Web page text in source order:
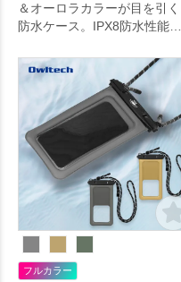
＆オーロラカラーが目を引く
防水ケース。IPX8防水性能、
群。
フルカラー